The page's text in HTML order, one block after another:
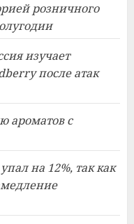
розничного
изучает
после атак
ароматов с
на 12%, так как